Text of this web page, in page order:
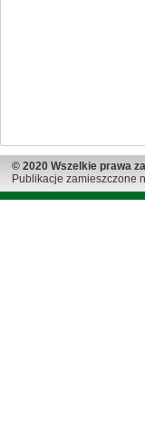
© 2020 Wszelkie prawa
Publikacje zamieszczone